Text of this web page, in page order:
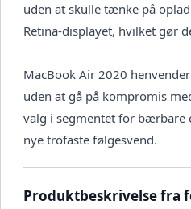
uden at skulle tænke på
Retina-displayet, hvilket gør
MacBook Air 2020
uden at gå på kompromis
valg i segmentet for bærbare
nye trofaste følgesvend.
Produktbeskrivelse fra